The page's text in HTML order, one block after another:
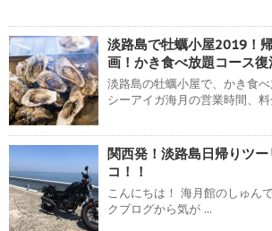
淡路島で牡蠣小屋2019！
画！かき食べ放題コース復
淡路島の牡蠣小屋で、かき食
シーアイガ海月の営業時間、料
関西発！淡路島日帰りツ
コ！！
こんにちは！ 海月館のしゅん
クブログから気が ...